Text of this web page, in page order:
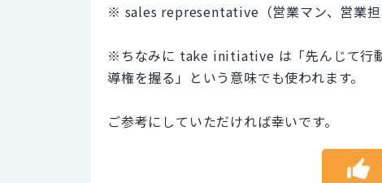
※ sales representative（営業マン、営業担
※ちなみに take initiative は「先んじて行
導権を握る」という意味でも使われます。
ご参考にしていただければ幸いです。